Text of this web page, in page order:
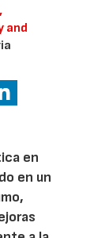
and
en
en un